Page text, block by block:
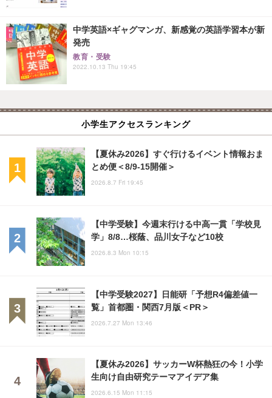
中学英語×ギャグマンガ、新感覚の英語学習本が新
発売
教育・受験
2022.10.13 Thu 19:45
小学生アクセスランキング
【夏休み2026】すぐ行けるイベント情報おま
とめ便＜8/9-15開催＞
2026.8.7 Fri 19:45
【中学受験】今週末行ける中高一貫「学校見
学」8/8…桜蔭、品川女子など10校
2026.8.3 Mon 10:15
【中学受験2027】日能研「予想R4偏差値一
覧」首都圏・関西7月版＜PR＞
2026.7.27 Mon 13:46
【夏休み2026】サッカーW杯熱狂の今！小学
生向け自由研究テーマアイデア集
2026.6.15 Mon 11:15